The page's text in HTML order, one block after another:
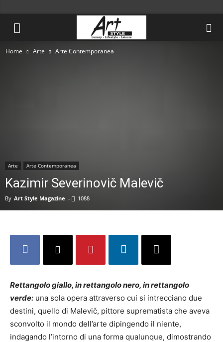
Home Arte Arte Contemporanea
Arte Arte Contemporanea
Kazimir Severinovič Malevič
By Art Style Magazine - 1088
Rettangolo giallo, in rettangolo nero, in rettangolo
verde: una sola opera attraverso cui si intrecciano due
destini, quello di Malevič, pittore suprematista che aveva
sconvolto il mondo dell’arte dipingendo il niente,
indagando l’intorno di una forma qualunque, dimostrando